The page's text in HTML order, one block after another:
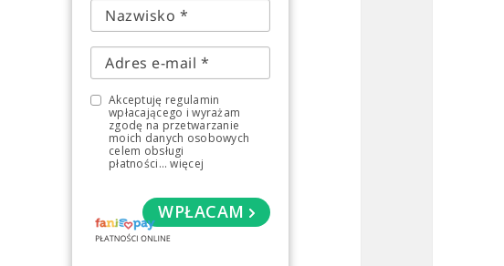
Akceptuję regulamin
wpłacającego i wyrażam
zgodę na przetwarzanie
moich danych osobowych
celem obsługi
płatności... więcej
WPŁACAM